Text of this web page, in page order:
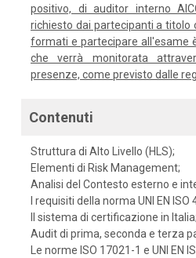
positivo, di auditor interno
richiesto dai partecipanti a titolo
formati e partecipare all'esame
che verrà monitorata
presenze, come previsto dalle
Contenuti
Struttura di Alto Livello (HLS);
Elementi di Risk Management;
Analisi del Contesto esterno e
I requisiti della norma UNI EN ISO
Il sistema di certificazione in Italia;
Audit di prima, seconda e terza
Le norme ISO 17021-1 e UNI EN